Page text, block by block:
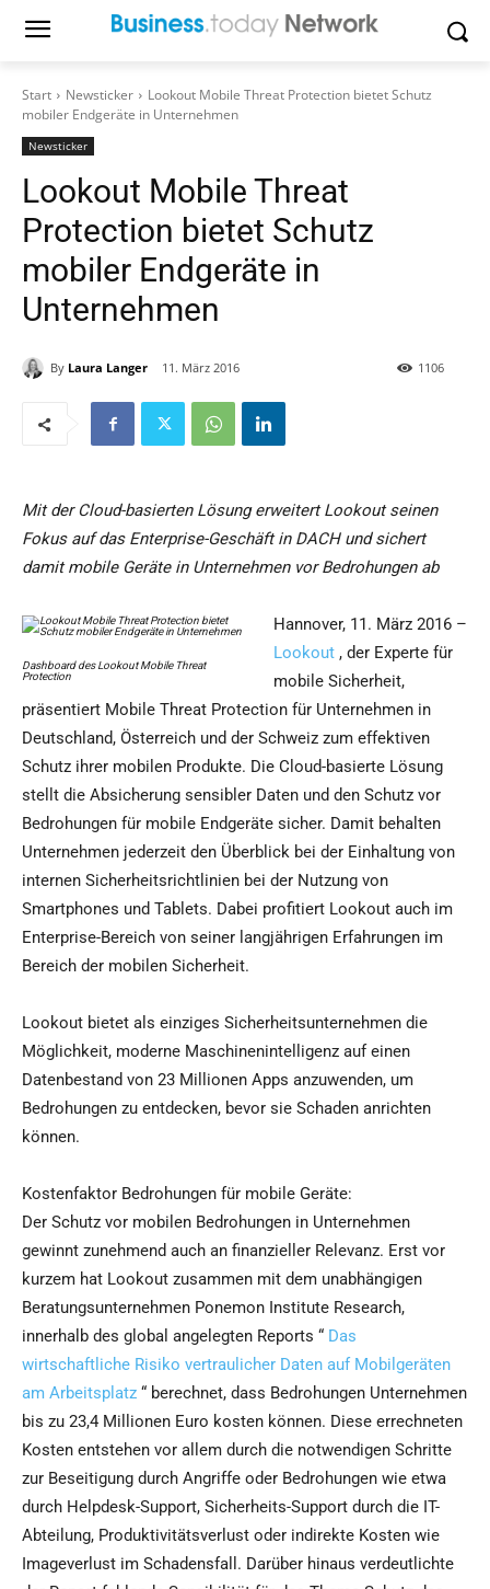
Start Newsticker
Lookout Mobile Threat Protection bietet Schutz
mobiler Endgeräte in Unternehmen
Newsticker
Lookout Mobile Threat
Protection bietet Schutz
mobiler Endgeräte in
Unternehmen
By Laura Langer 11. März 2016 1106
Mit der Cloud-basierten Lösung erweitert Lookout seinen
Fokus auf das Enterprise-Geschäft in DACH und sichert
damit mobile Geräte in Unternehmen vor Bedrohungen ab
Dashboard des Lookout Mobile Threat
Protection
Hannover, 11. März 2016 –
Lookout , der Experte für
mobile Sicherheit,
präsentiert Mobile Threat Protection für Unternehmen in
Deutschland, Österreich und der Schweiz zum effektiven
Schutz ihrer mobilen Produkte. Die Cloud-basierte Lösung
stellt die Absicherung sensibler Daten und den Schutz vor
Bedrohungen für mobile Endgeräte sicher. Damit behalten
Unternehmen jederzeit den Überblick bei der Einhaltung von
internen Sicherheitsrichtlinien bei der Nutzung von
Smartphones und Tablets. Dabei profitiert Lookout auch im
Enterprise-Bereich von seiner langjährigen Erfahrungen im
Bereich der mobilen Sicherheit.
Lookout bietet als einziges Sicherheitsunternehmen die
Möglichkeit, moderne Maschinenintelligenz auf einen
Datenbestand von 23 Millionen Apps anzuwenden, um
Bedrohungen zu entdecken, bevor sie Schaden anrichten
können.
Kostenfaktor Bedrohungen für mobile Geräte:
Der Schutz vor mobilen Bedrohungen in Unternehmen
gewinnt zunehmend auch an finanzieller Relevanz. Erst vor
kurzem hat Lookout zusammen mit dem unabhängigen
Beratungsunternehmen Ponemon Institute Research,
innerhalb des global angelegten Reports “ Das
wirtschaftliche Risiko vertraulicher Daten auf Mobilgeräten
am Arbeitsplatz “ berechnet, dass Bedrohungen Unternehmen
bis zu 23,4 Millionen Euro kosten können. Diese errechneten
Kosten entstehen vor allem durch die notwendigen Schritte
zur Beseitigung durch Angriffe oder Bedrohungen wie etwa
durch Helpdesk-Support, Sicherheits-Support durch die IT-
Abteilung, Produktivitätsverlust oder indirekte Kosten wie
Imageverlust im Schadensfall. Darüber hinaus verdeutlichte